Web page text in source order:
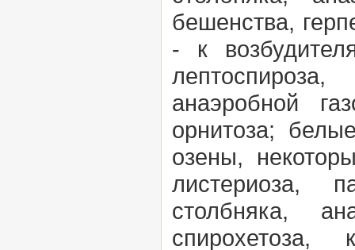
бешенства,
- к
анаэробной
орнитоза;
озены,
листериоза,
столбняка,